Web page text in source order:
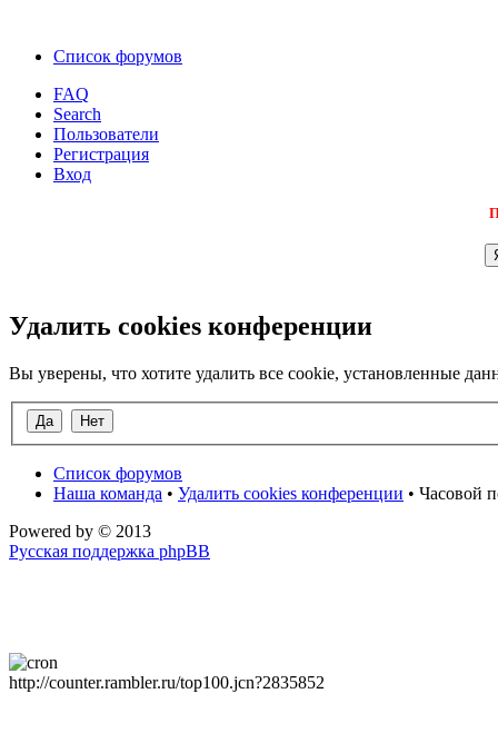
Список форумов
FAQ
Search
Пользователи
Регистрация
Вход
Удалить cookies конференции
Вы уверены, что хотите удалить все cookie, установленные
Список форумов
Наша команда • Удалить cookies конференции • Часовой
Powered by © 2013
Русская поддержка phpBB
http://counter.rambler.ru/top100.jcn?2835852